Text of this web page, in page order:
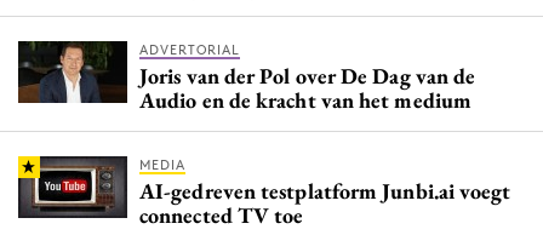
ADVERTORIAL
Joris van der Pol over De Dag van de
Audio en de kracht van het medium
MEDIA
AI-gedreven testplatform Junbi.ai voegt
connected TV toe